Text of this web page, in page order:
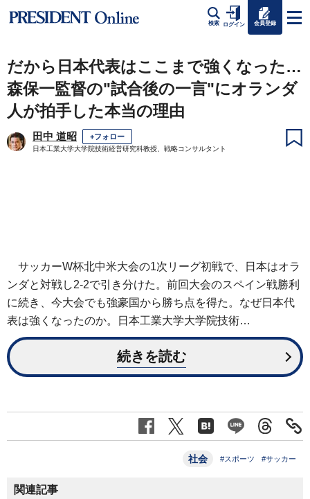
検索 ログイン 会員登録
だから日本代表はここまで強くなった…
森保一監督の"試合後の一言"にオランダ
人が拍手した本当の理由
田中 道昭 +フォロー
日本工業大学大学院技術経営研究科教授、戦略コンサルタント
サッカーW杯北中米大会の1次リーグ初戦で、日本はオラ
ンダと対戦し2-2で引き分けた。前回大会のスペイン戦勝利
に続き、今大会でも強豪国から勝ち点を得た。なぜ日本代
表は強くなったのか。日本工業大学大学院技術…
続きを読む
社会 #スポーツ #サッカー
関連記事